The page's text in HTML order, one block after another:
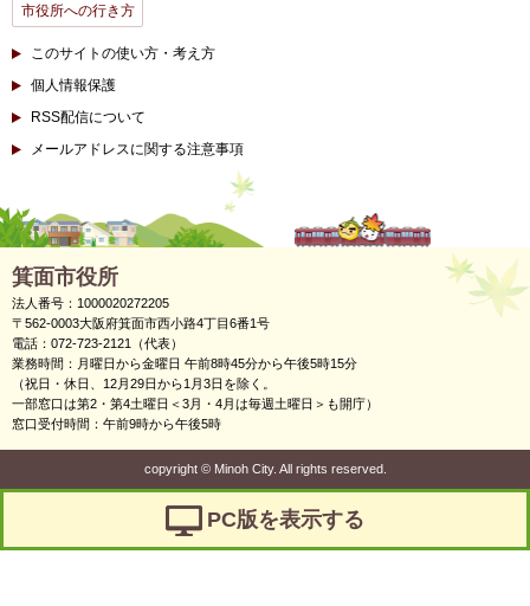
市役所への行き方
このサイトの使い方・考え方
個人情報保護
RSS配信について
メールアドレスに関する注意事項
箕面市役所
法人番号：1000020272205
〒562-0003大阪府箕面市西小路4丁目6番1号
電話：072-723-2121（代表）
業務時間：月曜日から金曜日 午前8時45分から午後5時15分
（祝日・休日、12月29日から1月3日を除く。
一部窓口は第2・第4土曜日＜3月・4月は毎週土曜日＞も開庁）
窓口受付時間：午前9時から午後5時
copyright ©Minoh City. All rights reserved.
PC版を表示する